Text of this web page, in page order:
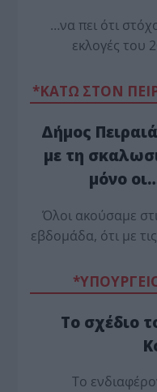
…να πει ότι
εκλογές του
*ΚΑΤΩ ΣΤΟΝ
Δήμος
με τη
μόνο
Όλοι ακούσαμε
εβδομάδα, ότι με
Το σχέδιο
Το